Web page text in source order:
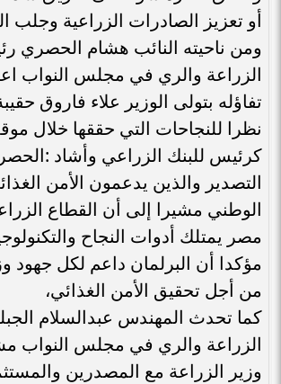
أو تعزيز الصادرات الزراعية وجلب
ومن ناحيته النائب هشام الحصري
الزراعة والري في مجلس النواب
تفاؤله بتولى الوزير علاء فاروق
نظرا للنجاحات التي حققها خلال
كرئيس للبنك الزراعي وأشاد
التصدير والذين يدعمون الأمن
الوطني مشيرا إلى أن القطاع
مصر يمتلك أدوات النجاح
مؤكدا أن البرلمان داعم لكل جهود
من أجل تحقيق الأمن الغذائي،
كما تحدث المهندس عبدالسلام
الزراعة والري في مجلس النواب
وزير الزراعة مع المصدرين